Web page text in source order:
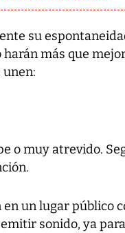
su
más que
unen:
o muy atrevido.
un lugar público
sonido, ya